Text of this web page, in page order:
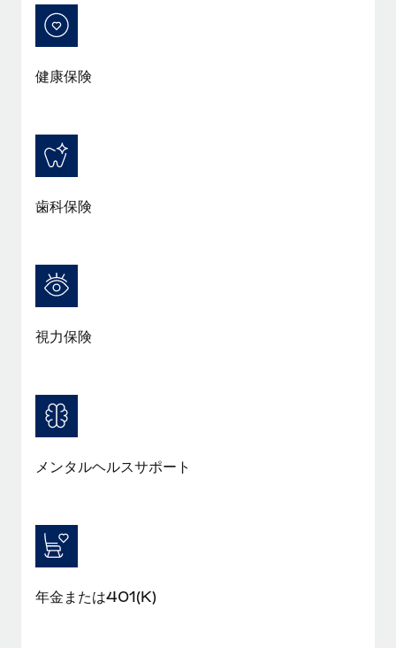
ム間で頻繁に移動しているためです。このため、自社のビジネス
を保護することは極めて重要です。...
詳細を見る
健康保険
歯科保険
視力保険
メンタルヘルスサポート
年金または401(K)